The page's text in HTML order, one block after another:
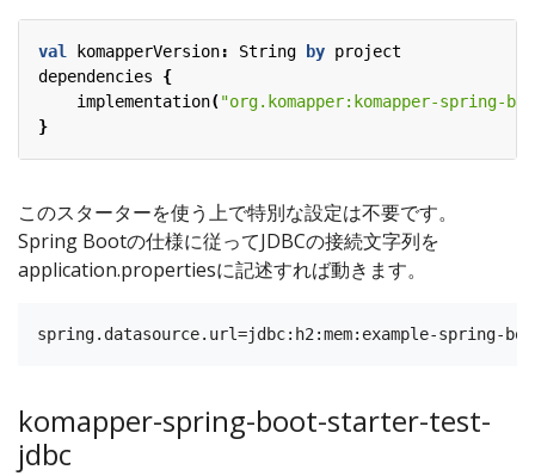
val komapperVersion: String by project
dependencies
{
implementation("org.komapper:komapper-spring-
}
このスターターを使う上で特別な設定は不要です。
Spring Bootの仕様に従ってJDBCの接続文字列を
application.propertiesに記述すれば動きます。
komapper-spring-boot-starter-test-
jdbc